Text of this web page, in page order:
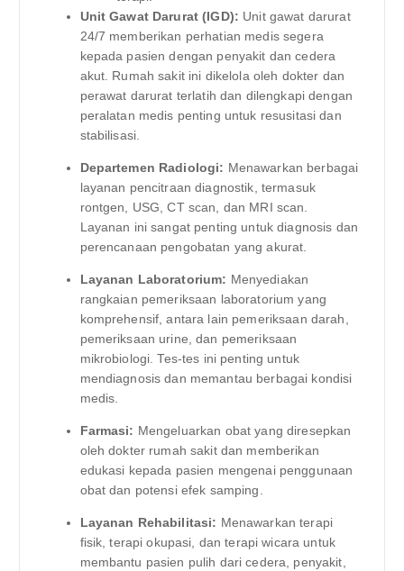
Unit Gawat Darurat (IGD): Unit gawat darurat
24/7 memberikan perhatian medis segera
kepada pasien dengan penyakit dan cedera
akut. Rumah sakit ini dikelola oleh dokter dan
perawat darurat terlatih dan dilengkapi dengan
peralatan medis penting untuk resusitasi dan
stabilisasi.
Departemen Radiologi: Menawarkan berbagai
layanan pencitraan diagnostik, termasuk
rontgen, USG, CT scan, dan MRI scan.
Layanan ini sangat penting untuk diagnosis dan
perencanaan pengobatan yang akurat.
Layanan Laboratorium: Menyediakan
rangkaian pemeriksaan laboratorium yang
komprehensif, antara lain pemeriksaan darah,
pemeriksaan urine, dan pemeriksaan
mikrobiologi. Tes-tes ini penting untuk
mendiagnosis dan memantau berbagai kondisi
medis.
Farmasi: Mengeluarkan obat yang diresepkan
oleh dokter rumah sakit dan memberikan
edukasi kepada pasien mengenai penggunaan
obat dan potensi efek samping.
Layanan Rehabilitasi: Menawarkan terapi
fisik, terapi okupasi, dan terapi wicara untuk
membantu pasien pulih dari cedera, penyakit,